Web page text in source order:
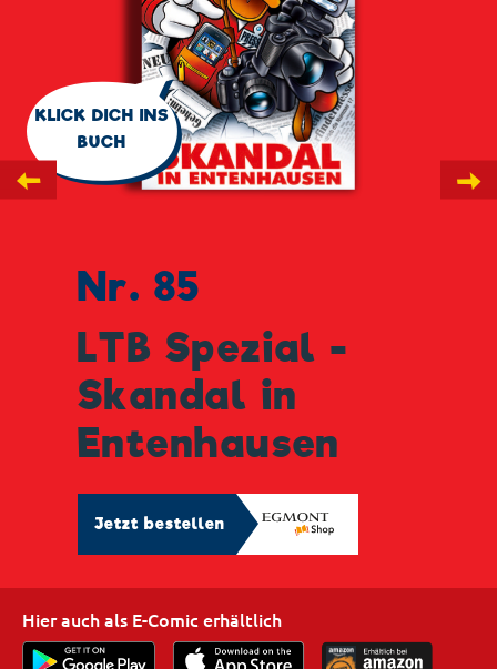
←🗨
KLICK DICH INS
BUCH
Nr. 85
LTB Spezial -
Skandal in
Entenhausen
Jetzt bestellen
→
Hier auch als E-Comic erhältlich